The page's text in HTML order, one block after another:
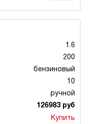
1.6
200
бензиновый
10
ручной
126983 руб
Купить